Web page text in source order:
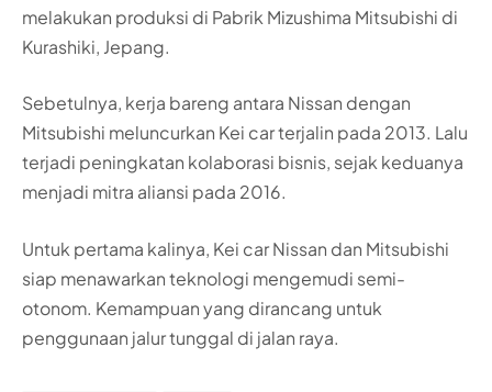
melakukan produksi di Pabrik Mizushima Mitsubishi di
Kurashiki, Jepang.
Sebetulnya, kerja bareng antara Nissan dengan
Mitsubishi meluncurkan Kei car terjalin pada 2013. Lalu
terjadi peningkatan kolaborasi bisnis, sejak keduanya
menjadi mitra aliansi pada 2016.
Untuk pertama kalinya, Kei car Nissan dan Mitsubishi
siap menawarkan teknologi mengemudi semi-
otonom. Kemampuan yang dirancang untuk
penggunaan jalur tunggal di jalan raya.